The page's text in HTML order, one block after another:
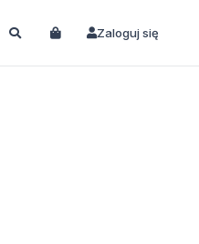
Zaloguj się